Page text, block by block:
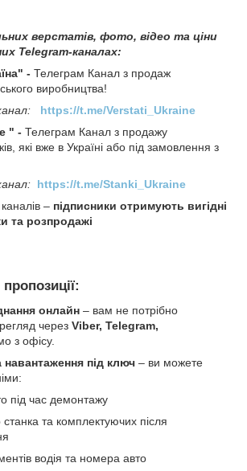
верстатів, фото, відео та ціни
Telegram-каналах:
- Телеграм Канал з продаж
виробництва!
https://t.me/Verstati_Ukraine
" - Телеграм Канал з продажу
які вже в Україні або під замовлення з
https://t.me/Stanki_Ukraine
– підписники отримують вигідні
та розпродажі
онлайн – вам не потрібно
через Viber, Telegram,
з офісу.
під ключ – ви можете
під час демонтажу
станка та комплектуючих після
водія та номера авто